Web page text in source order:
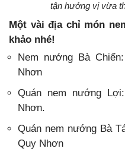
tận hưởng vị vừa
Một vài địa chỉ món
khảo nhé!
Nem nướng Bà
Nhơn
Quán nem nướng
Nhơn.
Quán nem nướng Bà
Quy Nhơn